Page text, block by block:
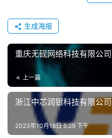
闲
戏
0
第
生成海报
重庆无砚网络科技有限公司
上一篇
浙江中芯润银科技有限公司
2023年10月18日 5:29 下午